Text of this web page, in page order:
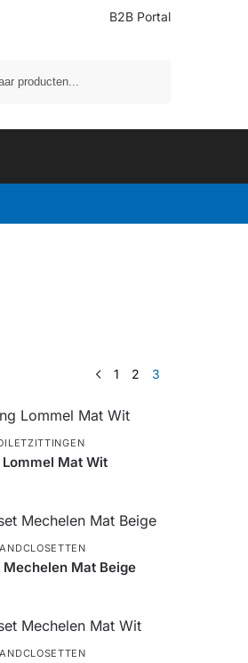
B2B Portal
1 2 3
Mat Wit
Mat Beige